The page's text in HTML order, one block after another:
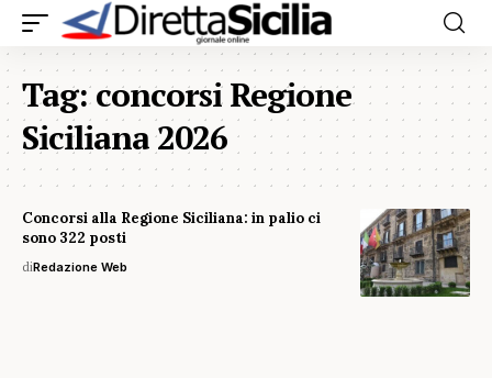
Tag:concorsi Regione
Siciliana 2026
Concorsi alla Regione Siciliana: in palio ci
sono 322 posti
diRedazione Web